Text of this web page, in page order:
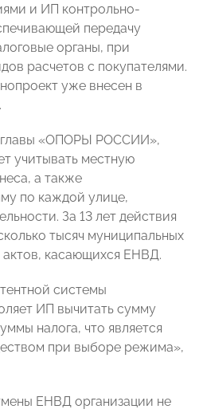
и ИП контрольно-
передачу
органы, при
расчетов с покупателями.
уже внесен в
главы «ОПОРЫ РОССИИ»,
учитывать местную
а также
по каждой улице,
За 13 лет действия
тысяч муниципальных
касающихся ЕНВД.
системы
ИП вычитать сумму
налога, что является
при выборе режима»,
ЕНВД организации не